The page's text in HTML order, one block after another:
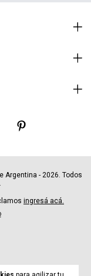
Argentina - 2026. Todos
ingresá acá.